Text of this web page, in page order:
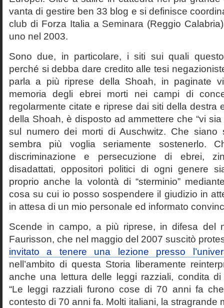
vanta di gestire ben 33 blog e si definisce
club di Forza Italia a Seminara (Reggio
uno nel 2003.
Sono due, in particolare, i siti sui quali
perché si debba dare credito alle tesi
parla a più riprese della Shoah, in paginate
memoria degli ebrei morti nei campi di
regolarmente citate e riprese dai siti della destra
della Shoah, è disposto ad ammettere che “vi
sul numero dei morti di Auschwitz. Che siano
sembra più voglia seriamente sostenerlo.
discriminazione e persecuzione di ebrei,
disadattati, oppositori politici di ogni genere
proprio anche la volontà di “sterminio”
cosa su cui io posso sospendere il giudizio in
in attesa di un mio personale ed informato
Scende in campo, a più riprese, in difesa del
Faurisson, che nel maggio del 2007 suscitò
invitato a tenere una lezione presso
nell’ambito di questa Storia liberamente
anche una lettura delle leggi razziali, condita di
“Le leggi razziali furono cose di 70 anni fa
contesto di 70 anni fa. Molti italiani, la stragrande